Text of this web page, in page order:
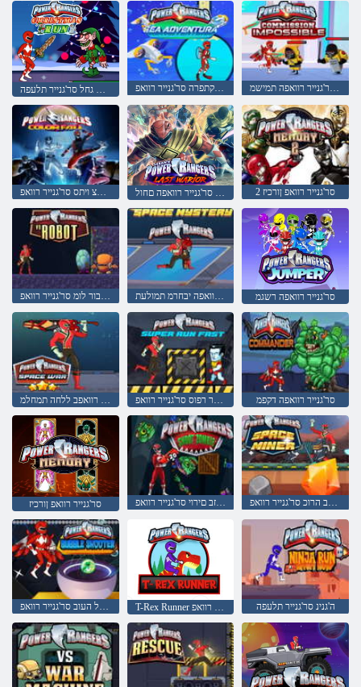
םי תואקתפרה סר'גנייר רוואפ תירשפא יתלב סר'גנייר רוואפה תמישמ
ינועבצ ויתס סר'גנייר רוואפ ןבס לש ןורחאה סר'גנייר רוואפה םחול 2 סר'גנייר רוואפ ןורכיז
םיטובור לומ סר'גנייר רוואפ סר'גנייר רוואפה יבחרמ תמולעת סר'גנייר רוואפה רשגמ
סר'גנייר רוואפה דקפמ
סר'גנייר רוואפ ןורכיז יבמוזב םירוי סר'גנייר רוואפ ללחב הרוכ סר'גנייר רוואפ
תוריל העוב סר'גנייר רוואפ T-Rex Runner סר'גנייר רוואפ ה'גנינ סר'גנייר תלעפה